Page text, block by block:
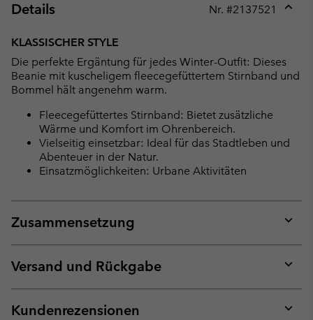
Details Nr. #2137521
KLASSISCHER STYLE
Die perfekte Ergäntung für jedes Winter-Outfit: Dieses
Beanie mit kuscheligem fleecegefüttertem Stirnband und
Bommel hält angenehm warm.
Fleecegefüttertes Stirnband: Bietet zusätzliche
Wärme und Komfort im Ohrenbereich.
Vielseitig einsetzbar: Ideal für das Stadtleben und
Abenteuer in der Natur.
Einsatzmöglichkeiten: Urbane Aktivitäten
Zusammensetzung
or
Versand und Rückgabe
or
Kundenrezensionen